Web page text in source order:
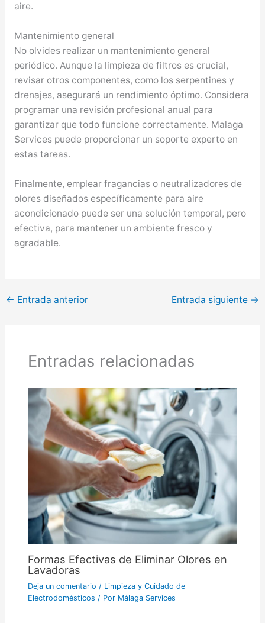
aire.
Mantenimiento general
No olvides realizar un mantenimiento general
periódico. Aunque la limpieza de filtros es crucial,
revisar otros componentes, como los serpentines y
drenajes, asegurará un rendimiento óptimo. Considera
programar una revisión profesional anual para
garantizar que todo funcione correctamente. Malaga
Services puede proporcionar un soporte experto en
estas tareas.
Finalmente, emplear fragancias o neutralizadores de
olores diseñados específicamente para aire
acondicionado puede ser una solución temporal, pero
efectiva, para mantener un ambiente fresco y
agradable.
← Entrada anterior Entrada siguiente →
Entradas relacionadas
Formas Efectivas de Eliminar Olores en
Lavadoras
Deja un comentario / Limpieza y Cuidado de
Electrodomésticos / Por Málaga Services